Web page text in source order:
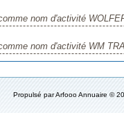
nom d'activité
nom d'activité WM
Propulsé parArfooo Annuaire ©